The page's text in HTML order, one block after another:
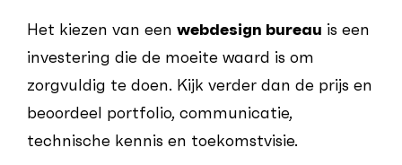
Het kiezen van een webdesign bureau is een
investering die de moeite waard is om
zorgvuldig te doen. Kijk verder dan de prijs en
beoordeel portfolio, communicatie,
technische kennis en toekomstvisie.